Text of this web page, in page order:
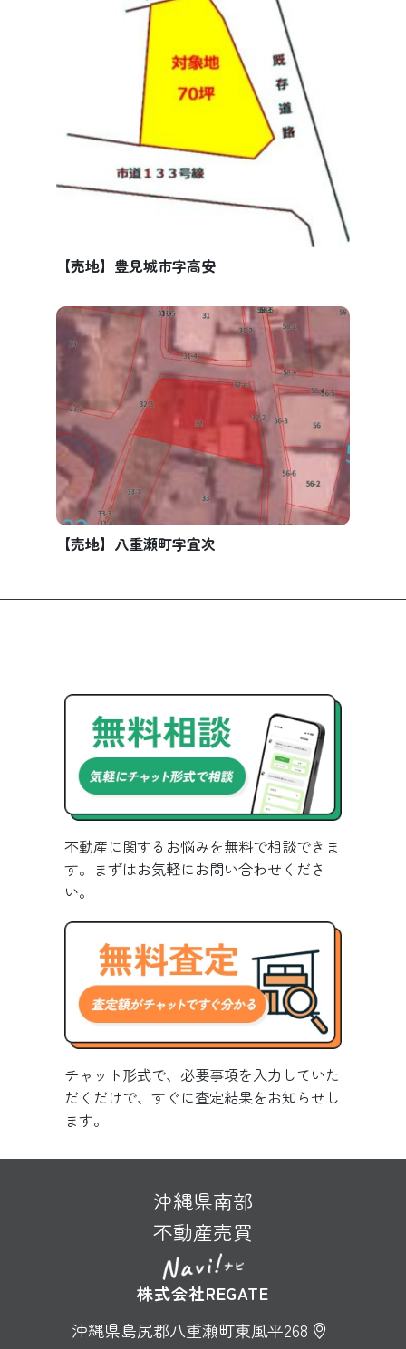
【売地】豊見城市字高安
【売地】八重瀬町字宜次
不動産に関するお悩みを無料で相談できま
す。まずはお気軽にお問い合わせくださ
い。
チャット形式で、必要事項を入力していた
だくだけで、すぐに査定結果をお知らせし
ます。
沖縄県南部
不動産売買
株式会社REGATE
沖縄県島尻郡八重瀬町東風平268